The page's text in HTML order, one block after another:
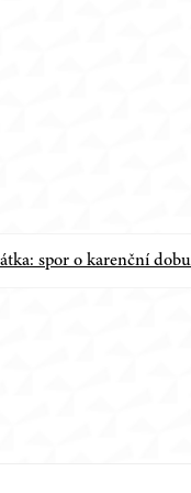
spor o karenční dobu